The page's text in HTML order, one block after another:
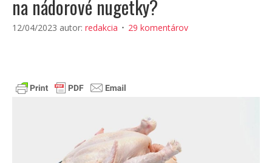
na nádorové nugetky?
12/04/2023 autor: redakcia 29 komentárov